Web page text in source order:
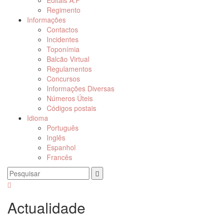
Regimento
Informações
Contactos
Incidentes
Toponímia
Balcão Virtual
Regulamentos
Concursos
Informações Diversas
Números Úteis
Códigos postais
Idioma
Português
Inglês
Espanhol
Francês
Actualidade